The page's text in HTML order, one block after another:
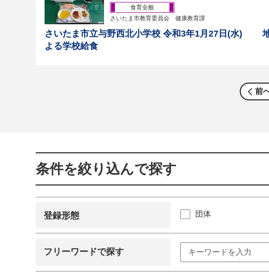
食育全般
さいたま市教育委員会 健康教育課
さいたま市立与野西北小学校 令和3年1月27日(水)
よる学校給食
前
条件を絞り込んで探す
登録形態 団体
フリーワードで探す